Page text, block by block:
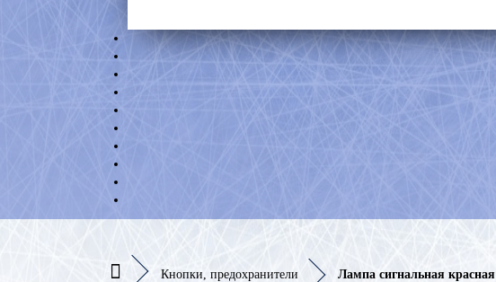
Кнопки, предохранители Лампа сигнальная красная